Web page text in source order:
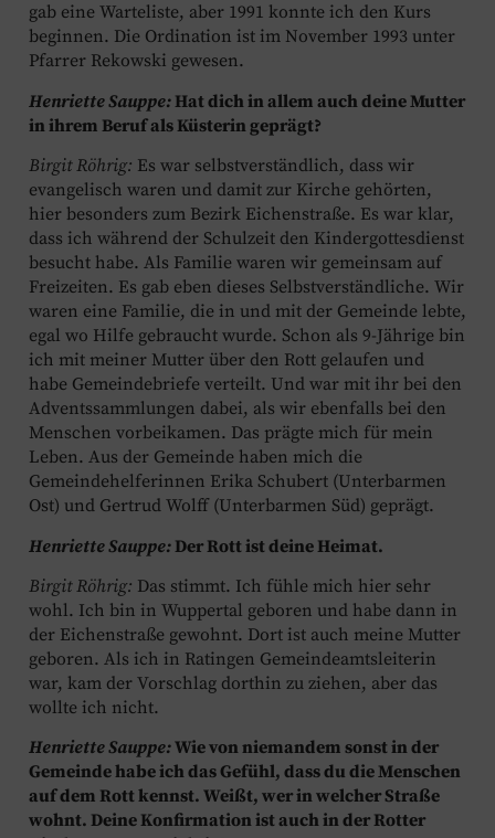
gab eine Warteliste, aber 1991 konnte ich den Kurs
beginnen. Die Ordination ist im November 1993 unter
Pfarrer Rekowski gewesen.
Henriette Sauppe:Hat dich in allem auch deine Mutter
in ihrem Beruf als Küsterin geprägt?
Birgit Röhrig: Es war selbstverständlich, dass wir
evangelisch waren und damit zur Kirche gehörten,
hier besonders zum Bezirk Eichenstraße. Es war klar,
dass ich während der Schulzeit den Kindergottesdienst
besucht habe. Als Familie waren wir gemeinsam auf
Freizeiten. Es gab eben dieses Selbstverständliche. Wir
waren eine Familie, die in und mit der Gemeinde lebte,
egal wo Hilfe gebraucht wurde. Schon als 9-Jährige bin
ich mit meiner Mutter über den Rott gelaufen und
habe Gemeindebriefe verteilt. Und war mit ihr bei den
Adventssammlungen dabei, als wir ebenfalls bei den
Menschen vorbeikamen. Das prägte mich für mein
Leben. Aus der Gemeinde haben mich die
Gemeindehelferinnen Erika Schubert (Unterbarmen
Ost) und Gertrud Wolff (Unterbarmen Süd) geprägt.
Henriette Sauppe:Der Rott ist deine Heimat.
Birgit Röhrig: Das stimmt. Ich fühle mich hier sehr
wohl. Ich bin in Wuppertal geboren und habe dann in
der Eichenstraße gewohnt. Dort ist auch meine Mutter
geboren. Als ich in Ratingen Gemeindeamtsleiterin
war, kam der Vorschlag dorthin zu ziehen, aber das
wollte ich nicht.
Henriette Sauppe:Wie von niemandem sonst in der
Gemeinde habe ich das Gefühl, dass du die Menschen
auf dem Rott kennst. Weißt, wer in welcher Straße
wohnt. Deine Konfirmation ist auch in der Rotter